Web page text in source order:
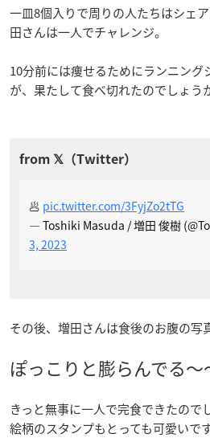
一皿8個入りで周りの人たちはシェ
田さんは一人でチャレンジ。
10分前には痩せるためにランニング
が、果たして食べ切れたのでしょう
🥟 pic.twitter.com/3FyjZo2tTG
— Toshiki Masuda / 増田 俊樹
3, 2023
その後、増田さんは食後のお腹の写
ぽっこりと膨らんでる〜
きっと無事に一人で完食できたので
絵柄のスタンプもとっても可愛いで